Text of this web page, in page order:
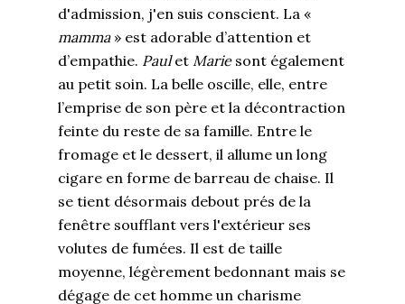
d'admission, j'en suis conscient. La «
mamma » est adorable d’attention et
d’empathie. Paulet Marie sont également
au petit soin. La belle oscille, elle, entre
l’emprise de son père et la décontraction
feinte du reste de sa famille. Entre le
fromage et le dessert, il allume un long
cigare en forme de barreau de chaise. Il
se tient désormais debout prés de la
fenêtre soufflant vers l'extérieur ses
volutes de fumées. Il est de taille
moyenne, légèrement bedonnant mais se
dégage de cet homme un charisme